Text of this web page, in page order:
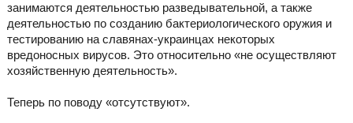
занимаются деятельностью разведывательной, а также
деятельностью по созданию бактериологического оружия и
тестированию на славянах-украинцах некоторых
вредоносных вирусов. Это относительно «не осуществляют
хозяйственную деятельность».
Теперь по поводу «отсутствуют».